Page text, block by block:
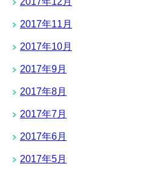
2017年11月
2017年10月
2017年9月
2017年8月
2017年7月
2017年6月
2017年5月